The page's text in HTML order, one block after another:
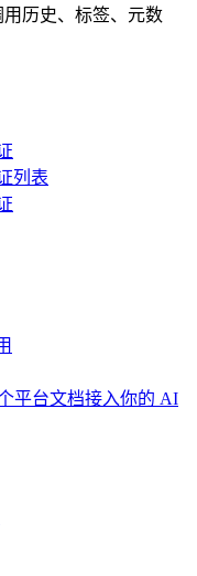
用历史、标签、元数
列表
平台文档接入你的 AI